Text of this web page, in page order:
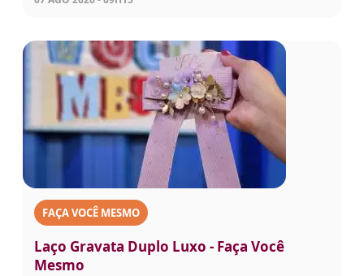
FAÇA VOCÊ MESMO
Laço Gravata Duplo Luxo - Faça Você
Mesmo